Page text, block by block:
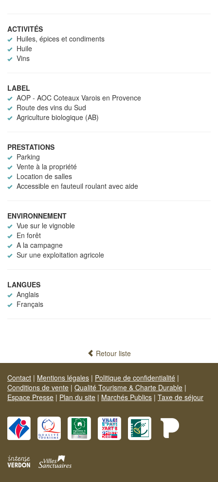
ACTIVITÉS
Huiles, épices et condiments
Huile
Vins
LABEL
AOP - AOC Coteaux Varois en Provence
Route des vins du Sud
Agriculture biologique (AB)
PRESTATIONS
Parking
Vente à la propriété
Location de salles
Accessible en fauteuil roulant avec aide
ENVIRONNEMENT
Vue sur le vignoble
En forêt
A la campagne
Sur une exploitation agricole
LANGUES
Anglais
Français
Retour liste
Contact | Mentions légales | Politique de confidentialité |
Conditions de vente | Qualité Tourisme & Charte Durable |
Espace Presse | Plan du site | Marchés Publics | Taxe de séjour